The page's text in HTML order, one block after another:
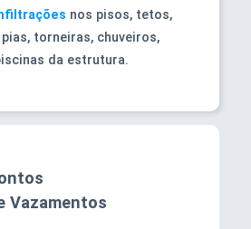
nos pisos, tetos,
torneiras, chuveiros,
da estrutura.
Vazamentos